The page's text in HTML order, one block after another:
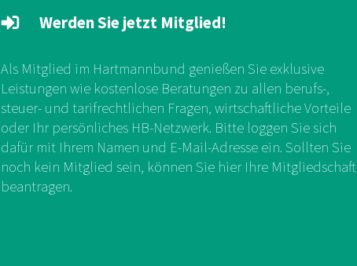
Werden Sie jetzt Mitglied!
Als Mitglied im Hartmannbund genießen Sie exklusive
Leistungen wie kostenlose Beratungen zu allen berufs-,
steuer- und tarifrechtlichen Fragen, wirtschaftliche Vorteile
oder Ihr persönliches HB-Netzwerk. Bitte loggen Sie sich
dafür mit Ihrem Namen und E-Mail-Adresse ein. Sollten Sie
noch kein Mitglied sein, können Sie hier Ihre Mitgliedschaft
beantragen.